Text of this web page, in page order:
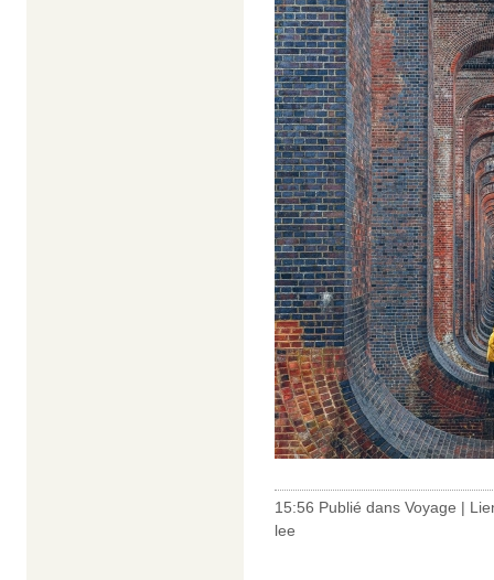
15:56 Publié dans Voyage |
lee